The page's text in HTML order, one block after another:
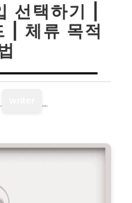
선택하기 |
| 체류 목적